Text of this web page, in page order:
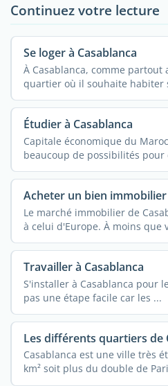
Continuez votre lecture
Se loger à Casablanca
À Casablanca, comme
quartier où il souhaite habiter
Étudier à Casablanca
Capitale économique du
beaucoup de possibilités pour
Acheter un bien immobilier
Le marché immobilier de
à celui d'Europe. À moins que
Travailler à Casablanca
S'installer à Casablanca pour
pas une étape facile car les ...
Les différents quartiers de
Casablanca est une ville très
km² soit plus du double de